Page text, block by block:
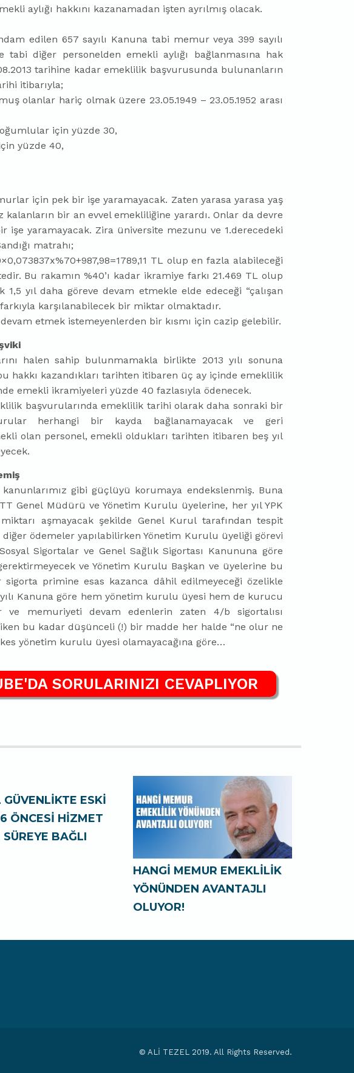
aylığı hakkını kazanamadan işten ayrılmış olacak.
edilen 657 sayılı Kanuna tabi memur veya 399 sayılı
tabi diğer personelden emekli aylığı bağlanmasına hak
tarihine kadar emeklilik başvurusunda bulunanların
itibarıyla;
olanlar hariç olmak üzere 23.05.1949 – 23.05.1952 arası
için yüzde 30,
yüzde 40,
için pek bir işe yaramayacak. Zaten yarasa yarasa yaş
kalanların bir an evvel emekliliğine yarardı. Onlar da devre
işe yaramayacak. Zira üniversite mezunu ve 1.derecedeki
matrahı;
TL olup en fazla alabileceği
Bu rakamın %40’ı kadar ikramiye farkı 21.469 TL olup
yıl daha göreve devam etmekle elde edeceği “çalışan
karşılanabilecek bir miktar olmaktadır.
etmek istemeyenlerden bir kısmı için cazip gelebilir.
halen sahip bulunmamakla birlikte 2013 yılı sonuna
hakkı kazandıkları tarihten itibaren üç ay içinde emeklilik
emekli ikramiyeleri yüzde 40 fazlasıyla ödenecek.
başvurularında emeklilik tarihi olarak daha sonraki bir
herhangi bir kayda bağlanamayacak ve geri
olan personel, emekli oldukları tarihten itibaren beş yıl
gibi güçlüyü korumaya endekslenmiş. Buna
Genel Müdürü ve Yönetim Kurulu üyelerine, her yıl YPK
aşmayacak şekilde Genel Kurul tarafından tespit
ödemeler yapılabilirken Yönetim Kurulu üyeliği görevi
Sigortalar ve Genel Sağlık Sigortası Kanununa göre
ve Yönetim Kurulu Başkan ve üyelerine bu
primine esas kazanca dâhil edilmeyeceği özelikle
Kanuna göre hem yönetim kurulu üyesi hem de kurucu
ve memuriyeti devam edenlerin zaten 4/b sigortalısı
bu kadar düşünceli (!) bir madde her halde “ne olur ne
yönetim kurulu üyesi olamayacağına göre…
SORULARINIZI CEVAPLIYOR
GÜVENLİKTE ESKİ
ÖNCESİ HİZMET
BAĞLI
HANGİ MEMUR EMEKLİLİK
YÖNÜNDEN AVANTAJLI
OLUYOR!
© ALİ TEZEL 2019. All Rights Reserved.